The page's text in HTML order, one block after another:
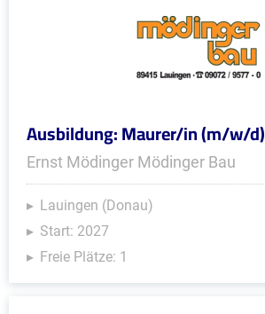
Ausbildung: Maurer/in (m/w/d)
Ernst Mödinger Mödinger Bau
Lauingen (Donau)
Start: 2027
Freie Plätze: 1